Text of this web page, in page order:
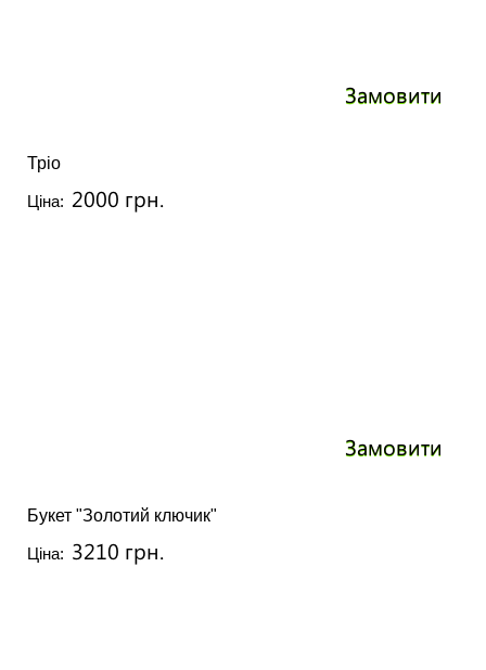
Замовити
Тріо
Ціна: 2000 грн.
Замовити
Букет "Золотий ключик"
Ціна: 3210 грн.